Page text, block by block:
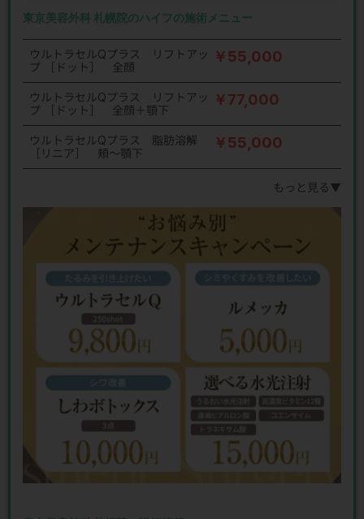
東京美容外科 札幌院のハイフの施術メニュー
ウルトラセルQプラス リフトアッ
プ ［ドット］ 全顔
￥55,000
ウルトラセルQプラス リフトアッ
プ ［ドット］ 全顔＋顎下
￥77,000
ウルトラセルQプラス 脂肪溶解
［リニア］ 頬～顎下
￥55,000
もっと見る▼